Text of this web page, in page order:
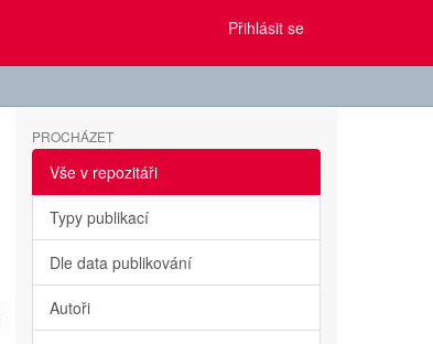
Přihlásit se
PROCHÁZET
Vše v repozitáři
Typy publikací
Dle data publikování
Autoři